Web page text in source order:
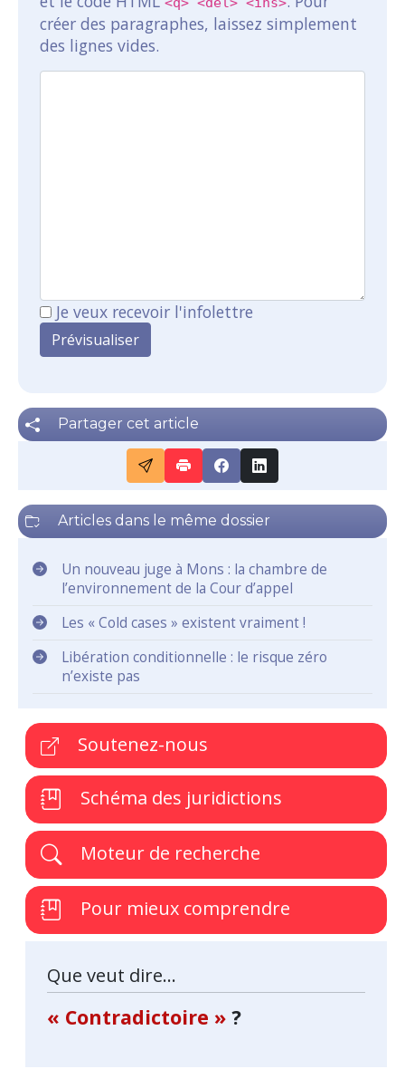
créer des paragraphes, laissez simplement
des lignes vides.
Je veux recevoir l'infolettre
Partager cet article
Articles dans le même dossier
Un nouveau juge à Mons : la chambre de
l’environnement de la Cour d’appel
Les « Cold cases » existent vraiment !
Libération conditionnelle : le risque zéro
n’existe pas
Soutenez-nous
Schéma des juridictions
Moteur de recherche
Pour mieux comprendre
Que veut dire...
« Contradictoire » ?